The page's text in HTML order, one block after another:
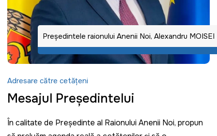
Adresare către cetățeni
Mesajul Președintelui
În calitate de Președinte al Raionului Anenii Noi, propun
Preşedintele raionului Anenii Noi, Alexandru MOISEI